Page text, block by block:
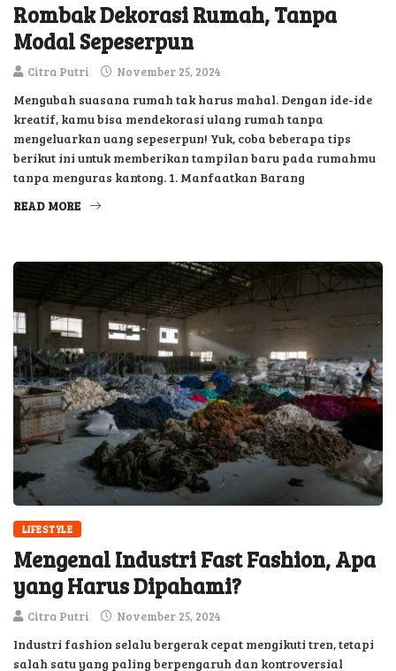
Modal Sepeserpun
Citra Putri November 25, 2024
Mengubah suasana rumah tak harus mahal. Dengan ide-ide
kreatif, kamu bisa mendekorasi ulang rumah tanpa
mengeluarkan uang sepeserpun! Yuk, coba beberapa tips
berikut ini untuk memberikan tampilan baru pada rumahmu
tanpa menguras kantong. 1. Manfaatkan Barang
READ MORE
LIFESTYLE
Mengenal Industri Fast Fashion, Apa
yang Harus Dipahami?
Citra Putri November 25, 2024
Industri fashion selalu bergerak cepat mengikuti tren, tetapi
salah satu yang paling berpengaruh dan kontroversial
adalah fast fashion. Fenomena ini merevolusi cara